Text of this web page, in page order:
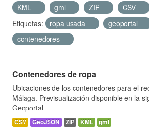
KML
gml ZIP CSV
Etiquetas:
ropa usada geoportal
contenedores
Contenedores de ropa
Ubicaciones de los contenedores para el
Málaga. Previsualización disponible en la
Geoportal...
CSV GeoJSON ZIP KML gml